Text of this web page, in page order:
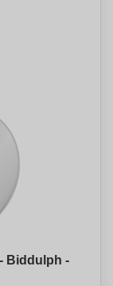
Biddulph -